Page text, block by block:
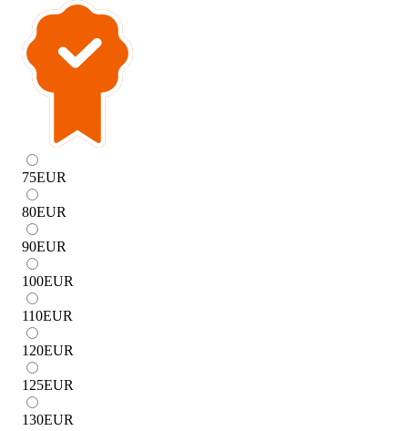
75EUR
80EUR
90EUR
100EUR
110EUR
120EUR
125EUR
130EUR